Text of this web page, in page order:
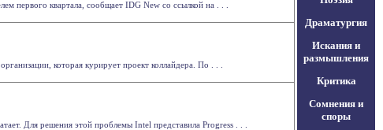
первого квартала, сообщает IDG New со ссылкой на . . .
которая курирует проект коллайдера. По . . .
Для решения этой проблемы Intel представила Progress . . .
Драматургия
Искания и
размышления
Критика
Сомнения и
споры